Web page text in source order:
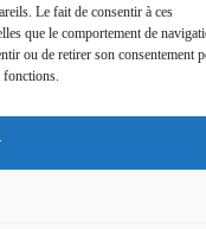
Le fait de consentir à ces
que le comportement de
ou de retirer son consentement
fonctions.